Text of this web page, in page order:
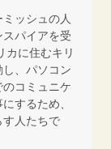
ッシュの人
パイアを受
カに住むキリ
、パソコン
コミュニケ
するため、
す人たちで